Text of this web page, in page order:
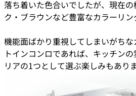
落ち着いた色合いでしたが、現在
ク・ブラウンなど豊富なカラーリン
機能面ばかり重視してしまいがち
トインコンロであれば、キッチン
リアの1つとして選ぶ楽しみもありま